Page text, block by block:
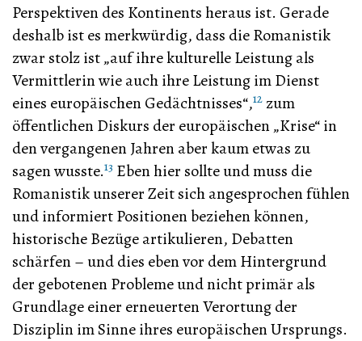
Perspektiven des Kontinents heraus ist. Gerade
deshalb ist es merkwürdig, dass die Romanistik
zwar stolz ist „auf ihre kulturelle Leistung als
Vermittlerin wie auch ihre Leistung im Dienst
eines europäischen Gedächtnisses“,12 zum
öffentlichen Diskurs der europäischen „Krise“ in
den vergangenen Jahren aber kaum etwas zu
sagen wusste.13 Eben hier sollte und muss die
Romanistik unserer Zeit sich angesprochen fühlen
und informiert Positionen beziehen können,
historische Bezüge artikulieren, Debatten
schärfen – und dies eben vor dem Hintergrund
der gebotenen Probleme und nicht primär als
Grundlage einer erneuerten Verortung der
Disziplin im Sinne ihres europäischen Ursprungs.